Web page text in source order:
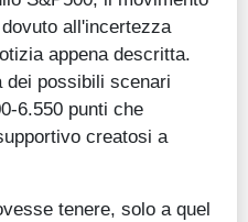
all'incertezza
appena descritta.
dei possibili scenari
6.550 punti che
creatosi a
tenere, solo a quel